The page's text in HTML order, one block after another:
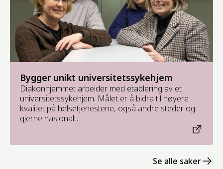
Bygger unikt universitetssykehjem
Diakonhjemmet arbeider med etablering av et
universitetssykehjem. Målet er å bidra til høyere
kvalitet på helsetjenestene, også andre steder og
gjerne nasjonalt.
Se alle saker